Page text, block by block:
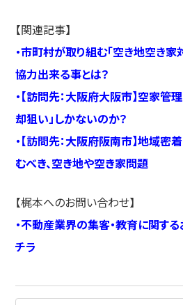
【関連記事】
・市町村が取り組む「空き地空き家
協力出来る事とは？
・【訪問先：大阪府大阪市】空家管
却狙い」しかないのか？
・【訪問先：大阪府阪南市】地域
むべき、空き地や空き家問題
【梶本へのお問い合わせ】
・不動産業界の集客・教育に関す
チラ